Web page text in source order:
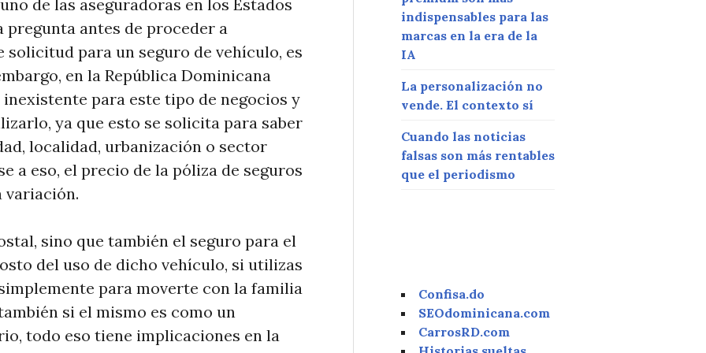
de las aseguradoras en los Estados
antes de proceder a
para un seguro de vehículo, es
en la República Dominicana
para este tipo de negocios y
ya que esto se solicita para saber
localidad, urbanización o sector
a eso, el precio de la póliza de seguros
variación.
sino que también el seguro para el
del uso de dicho vehículo, si utilizas
para moverte con la familia
si el mismo es como un
todo eso tiene implicaciones en la
indispensables para las
marcas en la era de la
IA
La personalización no
vende. El contexto sí
Cuando las noticias
falsas son más rentables
que el periodismo
Confisa.do
SEOdominicana.com
CarrosRD.com